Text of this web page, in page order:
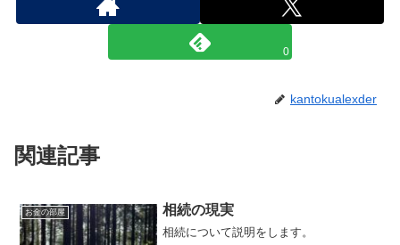
0
kantokualexder
関連記事
お金の部屋 相続の現実
相続について説明をします。